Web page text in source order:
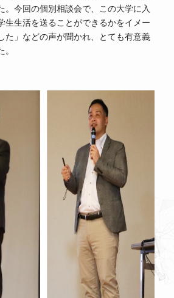
。今回の個別相談会で、この大学に入
生生活を送ることができるかをイメー
た」などの声が聞かれ、とても有意義